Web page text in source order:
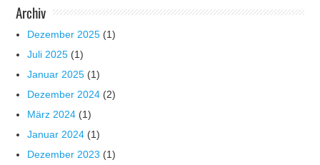
Archiv
Dezember 2025 (1)
Juli 2025 (1)
Januar 2025 (1)
Dezember 2024 (2)
März 2024 (1)
Januar 2024 (1)
Dezember 2023 (1)